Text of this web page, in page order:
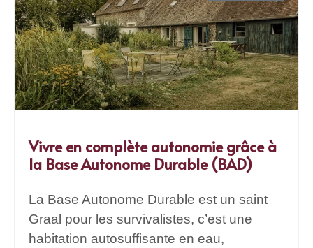
Vivre en complète autonomie grâce à
la Base Autonome Durable (BAD)
La Base Autonome Durable est un saint
Graal pour les survivalistes, c’est une
habitation autosuffisante en eau,